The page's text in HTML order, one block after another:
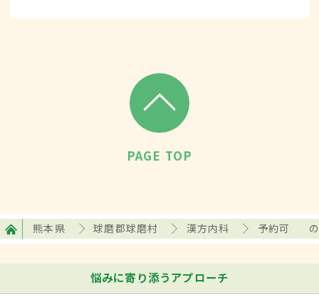
PAGE TOP
熊本県 球磨郡球磨村 漢方内科 予約可
悩みに寄り添うアプローチ